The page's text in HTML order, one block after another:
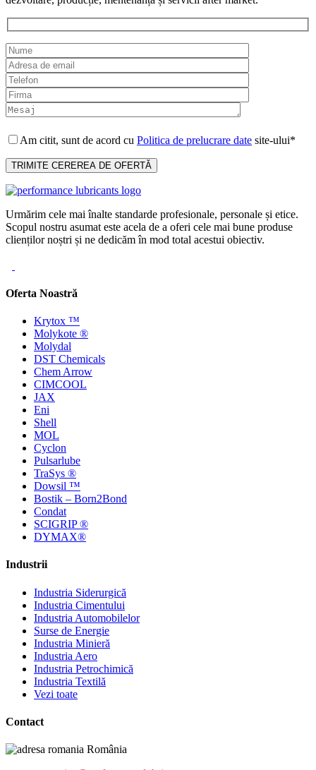
Am citit, sunt de acord cu Politica de prelucrare date site-ului*
Urmărim cele mai înalte standarde profesionale, personale și etice.
Scopul nostru asumat este acela de a oferi cele mai bune produse
clienților noștri și ne dedicăm în mod total acestui obiectiv.
Oferta Noastră
Krytox ™
Molykote ®
Molydal
DST Chemicals
Chem Arrow
CIMCOOL
JAX
Eni
Shell
MOL
Cyclon
Pulsarlube
TraSys ®
Dowsil ™
Bostik – Born2Bond
Condat
SCIGRIP ®
DYMAX®
Industrii
Industria Siderurgică
Industria Cimentului
Industria Automobilelor
Surse de Energie
Industria Minieră
Industria Aero
Industria Petrochimică
Industria Textilă
Vezi toate
Contact
România